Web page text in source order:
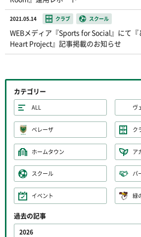
2021.05.14 クラブ スクール
WEBメディア『Sports for Social』にて
Heart Project』記事掲載のお知らせ
カテゴリー
ALL ヴ
ベレーザ ク
ホームタウン ア
スクール パ
イベント 緑
過去の記事
2026